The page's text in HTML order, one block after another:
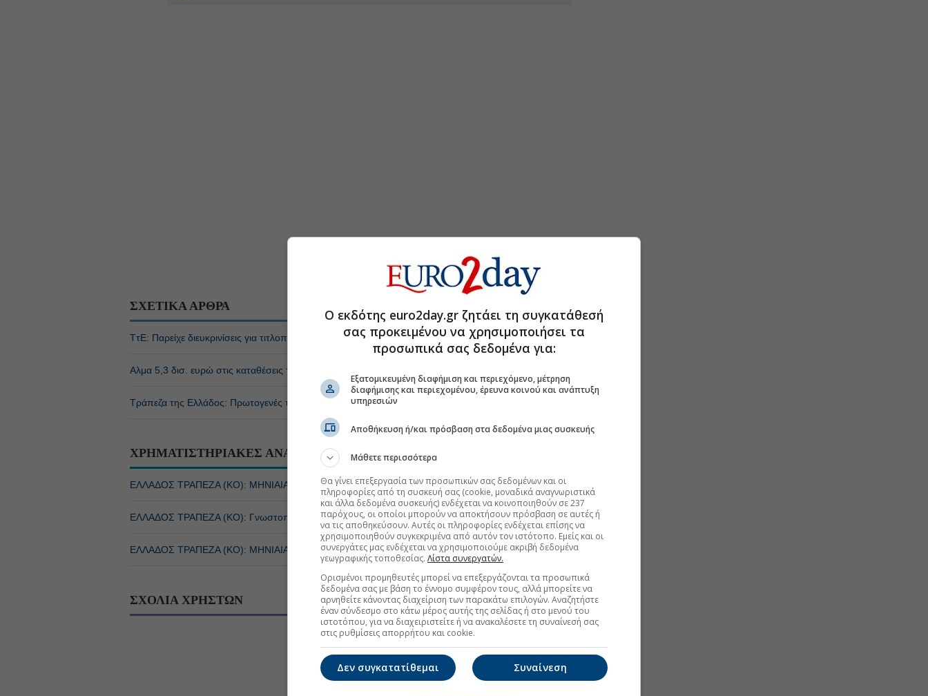
ΣΧΕΤΙΚΑ ΑΡΘΡΑ
ΤτΕ: Παρείχε διευκρινίσεις για τιτλοποιήσεις σε ενώσεις καταναλωτών και φορείς (15:46 07/07/2026)
Αλμα 5,3 δισ. ευρώ στις καταθέσεις των ιδιωτών το Μάιο
Τράπεζα της Ελλάδος: Πρωτογενές ταμειακό πλεόνασμα 1 δισ. στο 5μηνο
ΧΡΗΜΑΤΙΣΤΗΡΙΑΚΕΣ ΑΝΑΚΟΙΝΩΣΕΙΣ
ΕΛΛΑΔΟΣ ΤΡΑΠΕΖΑ (ΚΟ): ΜΗΝΙΑΙΑ ΣΥΝΟΠΤΙΚΗ ΛΟΓΙΣΤΙΚΗ ΚΑΤΑΣΤΑΣΗ - ΙΟΥΝΙΟΣ 2026
(09:32 14/07/2026)
ΕΛΛΑΔΟΣ ΤΡΑΠΕΖΑ (ΚΟ): Γνωστοποίηση Σύνθεσης Γενικού Συμβουλίου (15:32 13/07/2026)
ΕΛΛΑΔΟΣ ΤΡΑΠΕΖΑ (ΚΟ): ΜΗΝΙΑΙΑ ΣΥΝΟΠΤΙΚΗ ΛΟΓΙΣΤΙΚΗ ΚΑΤΑΣΤΑΣΗ - ΜΑΪΟΣ 2026
(09:41 15/06/2026)
ΣΧΟΛΙΑ ΧΡΗΣΤΩΝ
Ο εκδότης euro2day.gr ζητάει τη συγκατάθεσή
σας προκειμένου να χρησιμοποιήσει τα
προσωπικά σας δεδομένα για:
Εξατομικευμένη διαφήμιση και περιεχόμενο, μέτρηση
διαφήμισης και περιεχομένου, έρευνα κοινού και ανάπτυξη
υπηρεσιών
Αποθήκευση ή/και πρόσβαση στα δεδομένα μιας συσκευής
Μάθετε περισσότερα
Θα γίνει επεξεργασία των προσωπικών σας δεδομένων και οι
πληροφορίες από τη συσκευή σας (cookie, μοναδικά αναγνωριστικά
και άλλα δεδομένα συσκευής) ενδέχεται να κοινοποιηθούν σε 237
παρόχους, οι οποίοι μπορούν να αποκτήσουν πρόσβαση σε αυτές ή
να τις αποθηκεύσουν. Αυτές οι πληροφορίες ενδέχεται επίσης να
χρησιμοποιηθούν συγκεκριμένα από αυτόν τον ιστότοπο. Εμείς και οι
συνεργάτες μας ενδέχεται να χρησιμοποιούμε ακριβή δεδομένα
γεωγραφικής τοποθεσίας. Λίστα συνεργατών.
Ορισμένοι προμηθευτές μπορεί να επεξεργάζονται τα προσωπικά
δεδομένα σας με βάση το έννομο συμφέρον τους, αλλά μπορείτε να
αρνηθείτε κάνοντας διαχείριση των παρακάτω επιλογών. Αναζητήστε
έναν σύνδεσμο στο κάτω μέρος αυτής της σελίδας ή στο μενού του
ιστοτόπου, για να διαχειριστείτε ή να ανακαλέσετε τη συναίνεσή σας
στις ρυθμίσεις απορρήτου και cookie.
Συναίνεση
Δεν συγκατατίθεμαι